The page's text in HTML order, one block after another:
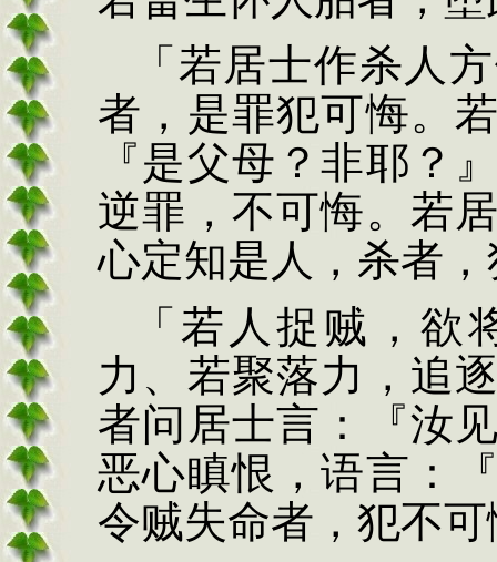
「若居士作杀人
者， 是罪犯可悔。
『是父母？非耶？
逆罪，不可悔。若
心定知是人，杀者
「若人捉贼，
力、若聚落力，追
者问居士言：『汝
恶心瞋恨，语言：
令贼失命者，犯不